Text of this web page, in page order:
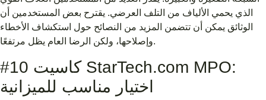
الذي يحمي الألياف من التلف العرضي. يقترح بعض المستخدمين أن
الوثائق يمكن أن تتضمن المزيد من النصائح حول استكشاف الأخطاء
وإصلاحها، ولكن الرضا العام يظل مرتفعًا.
#10 كاسيت StarTech.com MPO: